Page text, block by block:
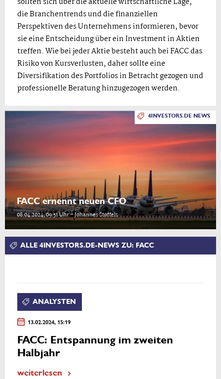
die Branchentrends und die finanziellen
Perspektiven des Unternehmens informieren, bevor
sie eine Entscheidung über ein Investment in Aktien
treffen. Wie bei jeder Aktie besteht auch bei FACC das
Risiko von Kursverlusten, daher sollte eine
Diversifikation des Portfolios in Betracht gezogen und
professionelle Beratung hinzugezogen werden.
4INVESTORS.DE NEWS
FACC ernennt neuen CFO
08.04.2024, 09:51 Uhr – Johannes Stoffels
ALLE 4INVESTORS.DE-NEWS ZU: FACC
ANALYSTEN
13.02.2024, 15:19
FACC: Entspannung im zweiten
Halbjahr
weiterlesen